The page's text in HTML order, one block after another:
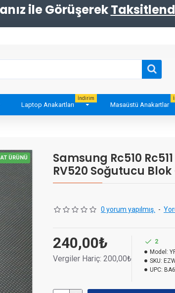
ile Görüşerek
Laptop Anakartları
İndirim
Masaüstü Anakartlar
ÜRÜNÜ
Samsung Rc510 Rc511
RV520 Soğutucu Blok
0 yorum yapılmış. -
240,00₺
Vergiler Hariç: 200,00₺
2
Model:
SKU:
UPC: